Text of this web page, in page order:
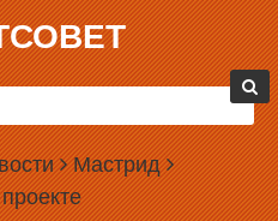
Мастрид
изменения в Генеральный